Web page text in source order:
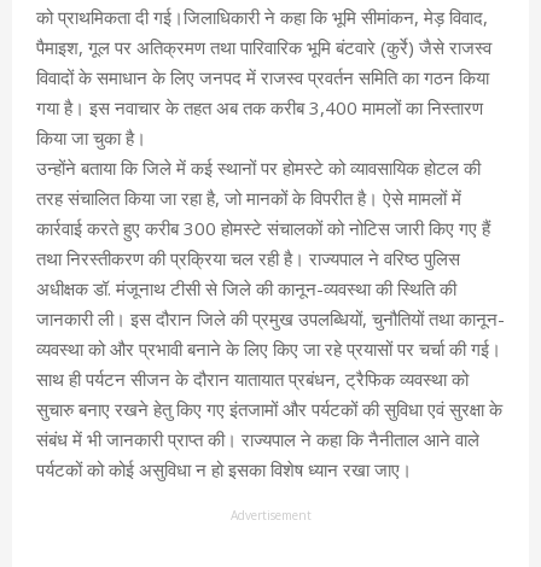
को प्राथमिकता दी गई।जिलाधिकारी ने कहा कि भूमि सीमांकन, मेड़ विवाद,
पैमाइश, गूल पर अतिक्रमण तथा पारिवारिक भूमि बंटवारे (कुर्रे) जैसे राजस्व
विवादों के समाधान के लिए जनपद में राजस्व प्रवर्तन समिति का गठन किया
गया है। इस नवाचार के तहत अब तक करीब 3,400 मामलों का निस्तारण
किया जा चुका है।
उन्होंने बताया कि जिले में कई स्थानों पर होमस्टे को व्यावसायिक होटल की
तरह संचालित किया जा रहा है, जो मानकों के विपरीत है। ऐसे मामलों में
कार्रवाई करते हुए करीब 300 होमस्टे संचालकों को नोटिस जारी किए गए हैं
तथा निरस्तीकरण की प्रक्रिया चल रही है। राज्यपाल ने वरिष्ठ पुलिस
अधीक्षक डॉ. मंजूनाथ टीसी से जिले की कानून-व्यवस्था की स्थिति की
जानकारी ली। इस दौरान जिले की प्रमुख उपलब्धियों, चुनौतियों तथा कानून-
व्यवस्था को और प्रभावी बनाने के लिए किए जा रहे प्रयासों पर चर्चा की गई।
साथ ही पर्यटन सीजन के दौरान यातायात प्रबंधन, ट्रैफिक व्यवस्था को
सुचारु बनाए रखने हेतु किए गए इंतजामों और पर्यटकों की सुविधा एवं सुरक्षा के
संबंध में भी जानकारी प्राप्त की। राज्यपाल ने कहा कि नैनीताल आने वाले
पर्यटकों को कोई असुविधा न हो इसका विशेष ध्यान रखा जाए।
Advertisement